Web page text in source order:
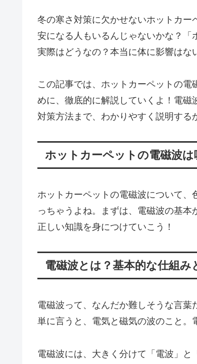
冬の寒さ対策に欠かせないホットカ
安になる人もいるんじゃないかな？「
実際はどうなの？本当に体に影響はな
この記事では、ホットカーペットの
めに、徹底的に解説していくよ！電
対策方法まで、わかりやすく説明する
ホットカーペットの電磁波
ホットカーペットの電磁波について
っちゃうよね。まずは、電磁波の基
正しい知識を身につけていこう！
電磁波とは？基本的な仕組み
電磁波って、なんだか難しそうな言
単に言うと、電気と磁気の波のこと。
電磁波には、大きく分けて「電波」と